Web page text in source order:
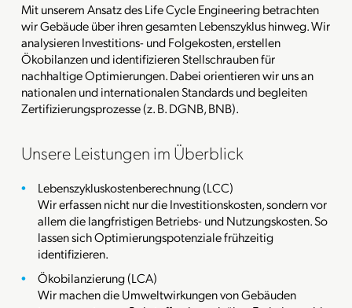
Mit unserem Ansatz des Life Cycle Engineering betrachten
wir Gebäude über ihren gesamten Lebenszyklus hinweg. Wir
analysieren Investitions- und Folgekosten, erstellen
Ökobilanzen und identifizieren Stellschrauben für
nachhaltige Optimierungen. Dabei orientieren wir uns an
nationalen und internationalen Standards und begleiten
Zertifizierungsprozesse (z. B. DGNB, BNB).
Unsere Leistungen im Überblick
Lebenszykluskostenberechnung (LCC)
Wir erfassen nicht nur die Investitionskosten, sondern vor
allem die langfristigen Betriebs- und Nutzungskosten. So
lassen sich Optimierungspotenziale frühzeitig
identifizieren.
Ökobilanzierung (LCA)
Wir machen die Umweltwirkungen von Gebäuden